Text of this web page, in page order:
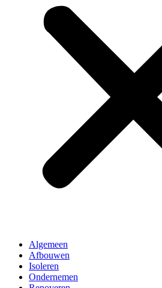
Algemeen
Afbouwen
Isoleren
Ondernemen